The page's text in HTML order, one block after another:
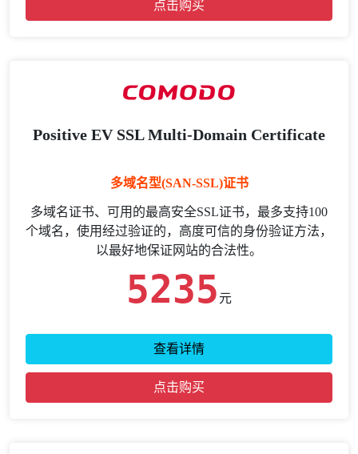
点击购买
Positive EV SSL Multi-Domain Certificate
多域名型(SAN-SSL)证书
多域名证书、可用的最高安全SSL证书，最多支持100
个域名，使用经过验证的，高度可信的身份验证方法，
以最好地保证网站的合法性。
5235 元
查看详情
点击购买